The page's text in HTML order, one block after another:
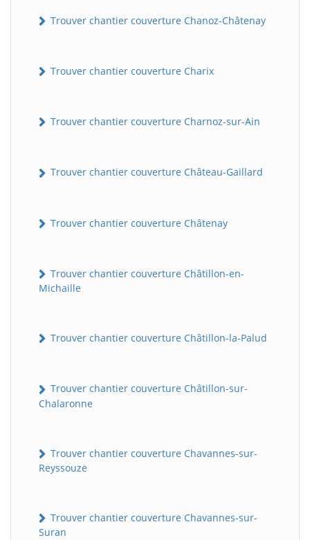
Trouver chantier couverture Chanoz-Châtenay
Trouver chantier couverture Charix
Trouver chantier couverture Charnoz-sur-Ain
Trouver chantier couverture Château-Gaillard
Trouver chantier couverture Châtenay
Trouver chantier couverture Châtillon-en-
Michaille
Trouver chantier couverture Châtillon-la-Palud
Trouver chantier couverture Châtillon-sur-
Chalaronne
Trouver chantier couverture Chavannes-sur-
Reyssouze
Trouver chantier couverture Chavannes-sur-
Suran